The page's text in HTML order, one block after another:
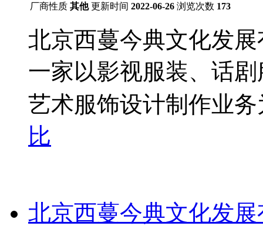
厂商性质 其他 更新时间 2022-06-26 浏览次数 173
北京西蔓今典文化发
一家以影视服装、话
艺术服饰设计制作业
比
北京西蔓今典文化发